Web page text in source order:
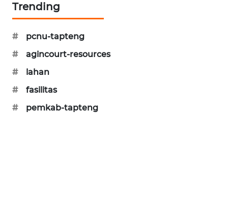
Trending
#
pcnu-tapteng
#
agincourt-resources
#
lahan
#
fasilitas
#
pemkab-tapteng